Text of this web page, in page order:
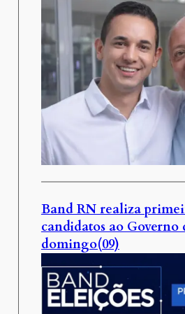
Band RN realiza
candidatos ao Governo
domingo(09)